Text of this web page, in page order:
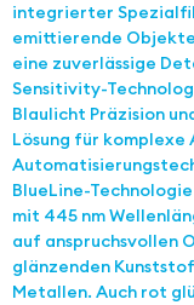
integrierter
emittierende
eine zuverlässige
Sensitivity-
Blaulicht Präzision
Lösung für komplexe
BlueLine-
mit 445 nm
auf anspruchsvollen
glänzenden
Metallen. Auch rot